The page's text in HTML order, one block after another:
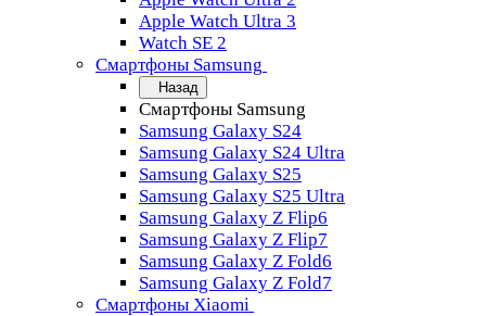
Apple Watch Ultra 3
Watch SE 2
Смартфоны Samsung
Назад
Смартфоны Samsung
Samsung Galaxy S24
Samsung Galaxy S24 Ultra
Samsung Galaxy S25
Samsung Galaxy S25 Ultra
Samsung Galaxy Z Flip6
Samsung Galaxy Z Flip7
Samsung Galaxy Z Fold6
Samsung Galaxy Z Fold7
Смартфоны Xiaomi